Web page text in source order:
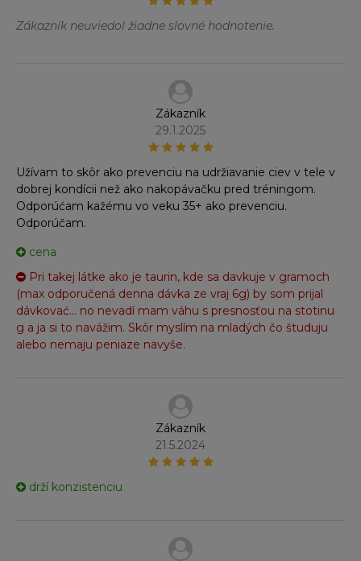
Zákazník neuviedol žiadne slovné hodnotenie.
Zákazník
29.1.2025
Užívam to skôr ako prevenciu na udržiavanie ciev v tele v
dobrej kondícii než ako nakopávačku pred tréningom.
Odporúćam kažému vo veku 35+ ako prevenciu.
Odporúčam.
cena
Pri takej látke ako je taurin, kde sa davkuje v gramoch
(max odporučená denna dávka ze vraj 6g) by som prijal
dávkovać... no nevadí mam váhu s presnosťou na stotinu
g a ja si to navážim. Skôr myslím na mladých čo študuju
alebo nemaju peniaze navyše.
Zákazník
21.5.2024
drží konzistenciu